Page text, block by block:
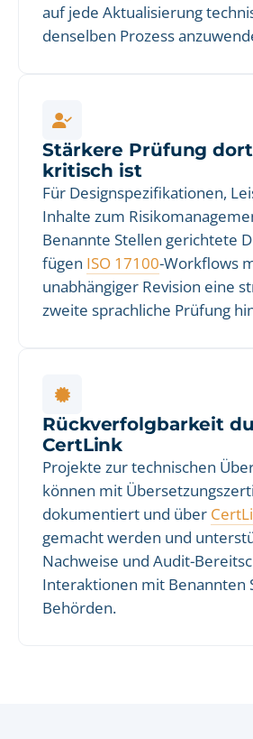
auf jede Aktualisierung
denselben Prozess
Stärkere Prüfung
kritisch ist
Für Designspezifikationen,
Inhalte zum
Benannte Stellen gerichtete
fügen ISO 17100-Workflows
unabhängiger Revision eine
zweite sprachliche Prüfung
Rückverfolgbarkeit
CertLink
Projekte zur technischen
können mit
dokumentiert und über
gemacht werden und
Nachweise und Audit-
Interaktionen mit Benannten
Behörden.